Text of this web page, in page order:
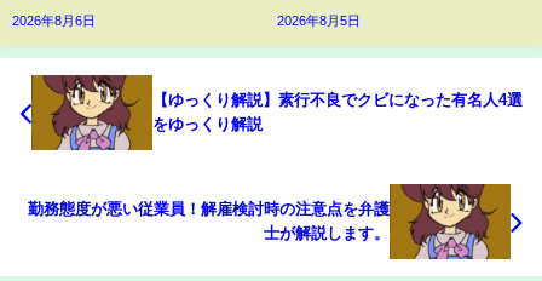
2026年8月6日 2026年8月5日
【ゆっくり解説】素行不良でクビになった有名人4選
をゆっくり解説
勤務態度が悪い従業員！解雇検討時の注意点を弁護
士が解説します。